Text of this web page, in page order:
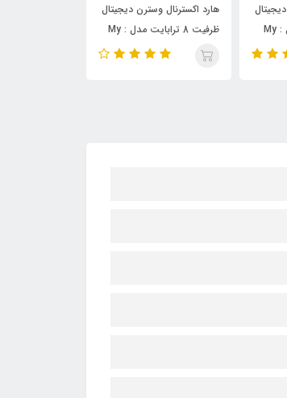
ظرفیت 8 ترابایت مدل : My
هارددیسک اکسترنال وسترن
دیجیتال 5ترابایت MY
PASSPORT